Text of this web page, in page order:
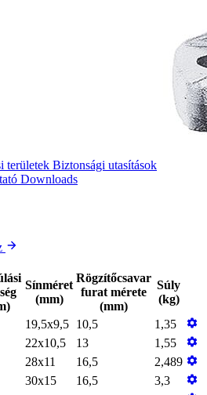
területek Biztonsági utasítások
Downloads
Sínméret
(mm)
Rögzítőcsavar
furat mérete
(mm)
Súly
(kg)
19,5x9,5 10,5
1,35
22x10,5 13
1,55
28x11 16,5
2,489
30x15 16,5
3,3